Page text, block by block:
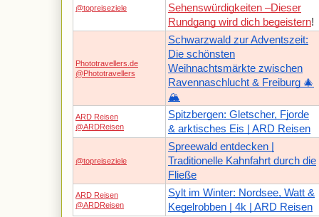
@topreiseziele
Sehenswürdigkeiten –Dieser
Rundgang wird dich begeistern!
Phototravellers.de
@Phototravellers
Schwarzwald zur Adventszeit:
Die schönsten
Weihnachtsmärkte zwischen
Ravennaschlucht & Freiburg 🎄
🏔️
ARD Reisen
@ARDReisen
Spitzbergen: Gletscher, Fjorde
& arktisches Eis | ARD Reisen
@topreiseziele
Spreewald entdecken |
Traditionelle Kahnfahrt durch die
Fließe
ARD Reisen
@ARDReisen
Sylt im Winter: Nordsee, Watt &
Kegelrobben | 4k | ARD Reisen